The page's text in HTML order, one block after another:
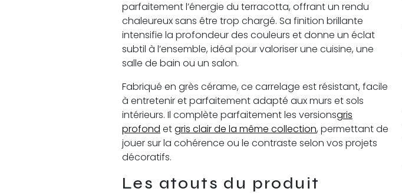
parfaitement l’énergie du terracotta, offrant un rendu
chaleureux sans être trop chargé. Sa finition brillante
intensifie la profondeur des couleurs et donne un éclat
subtil à l’ensemble, idéal pour valoriser une cuisine, une
salle de bain ou un salon.
Fabriqué en grès cérame, ce carrelage est résistant, facile
à entretenir et parfaitement adapté aux murs et sols
intérieurs. Il complète parfaitement les versionsgris
profond etgris clair de la même collection, permettant de
jouer sur la cohérence ou le contraste selon vos projets
décoratifs.
Les atouts du produit